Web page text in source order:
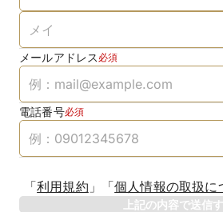
メールアドレス 必須
電話番号必須
「利用規約 」 「個人情報の取扱に
上記の内容で送信